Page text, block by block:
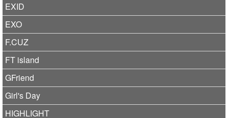
EXID
EXO
F.CUZ
FT island
GFriend
Girl's Day
HIGHLIGHT